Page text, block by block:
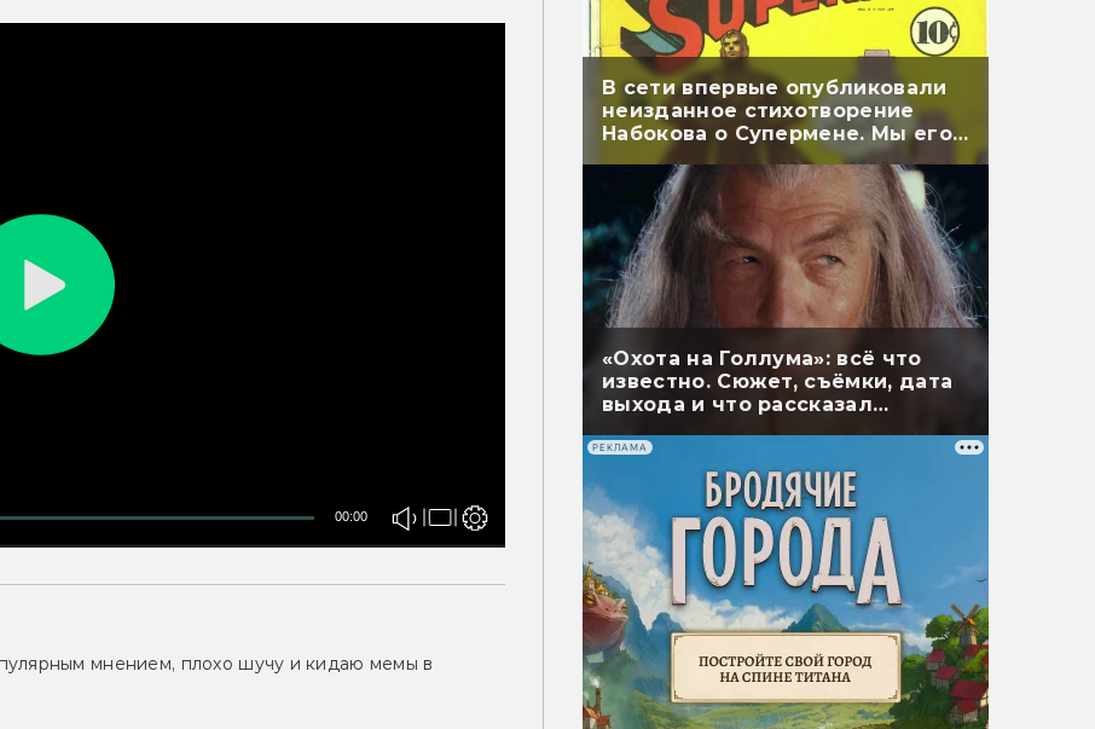
00:00
мнением, плохо шучу и кидаю мемы в
В сети впервые опубликовали
неизданное стихотворение
Набокова о Супермене. Мы его
перевели
«Охота на Голлума»: всё что
известно. Сюжет, съёмки, дата
выхода и что рассказал
РЕКЛАМА